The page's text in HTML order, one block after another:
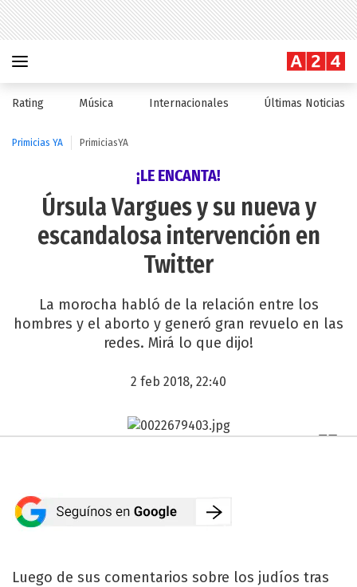
Rating Música Internacionales Últimas Noticias
Primicias YA PrimiciasYA
¡LE ENCANTA!
Úrsula Vargues y su nueva y
escandalosa intervención en
Twitter
La morocha habló de la relación entre los
hombres y el aborto y generó gran revuelo en las
redes. Mirá lo que dijo!
2 feb 2018, 22:40
Luego de sus comentarios sobre los judíos tras